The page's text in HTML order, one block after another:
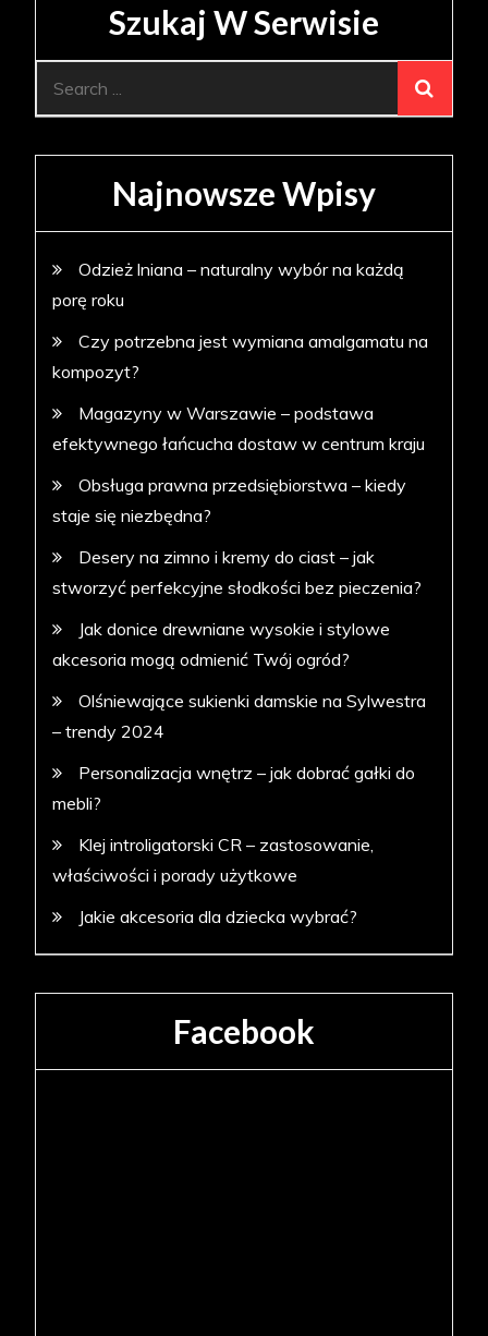
Szukaj W Serwisie
Najnowsze Wpisy
Odzież lniana – naturalny wybór na każdą
porę roku
Czy potrzebna jest wymiana amalgamatu na
kompozyt?
Magazyny w Warszawie – podstawa
efektywnego łańcucha dostaw w centrum kraju
Obsługa prawna przedsiębiorstwa – kiedy
staje się niezbędna?
Desery na zimno i kremy do ciast – jak
stworzyć perfekcyjne słodkości bez pieczenia?
Jak donice drewniane wysokie i stylowe
akcesoria mogą odmienić Twój ogród?
Olśniewające sukienki damskie na Sylwestra
– trendy 2024
Personalizacja wnętrz – jak dobrać gałki do
mebli?
Klej introligatorski CR – zastosowanie,
właściwości i porady użytkowe
Jakie akcesoria dla dziecka wybrać?
Facebook